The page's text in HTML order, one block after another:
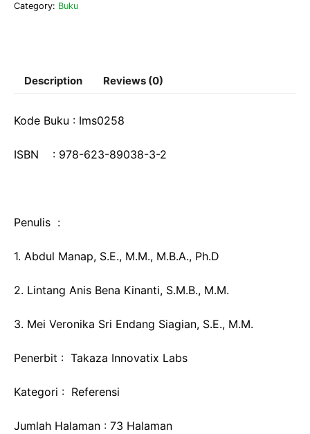
Category: Buku
Description Reviews (0)
Kode Buku : Ims0258
ISBN : 978-623-89038-3-2
Penulis :
1. Abdul Manap, S.E., M.M., M.B.A., Ph.D
2. Lintang Anis Bena Kinanti, S.M.B., M.M.
3. Mei Veronika Sri Endang Siagian, S.E., M.M.
Penerbit : Takaza Innovatix Labs
Kategori : Referensi
Jumlah Halaman : 73 Halaman